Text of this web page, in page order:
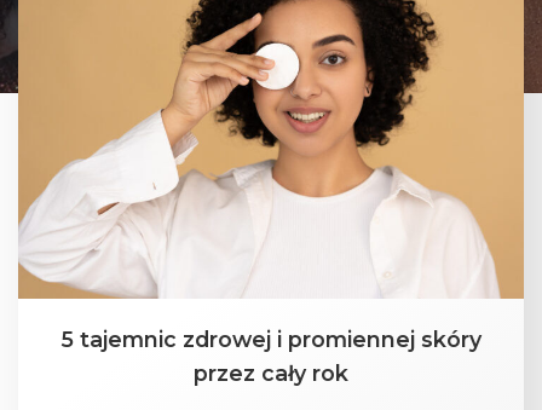
5 tajemnic zdrowej i promiennej skóry
przez cały rok